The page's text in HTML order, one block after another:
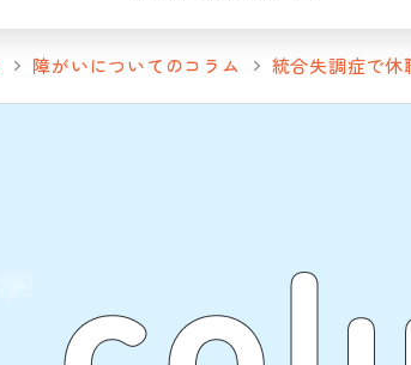
障がいについてのコラム 統合失調症で